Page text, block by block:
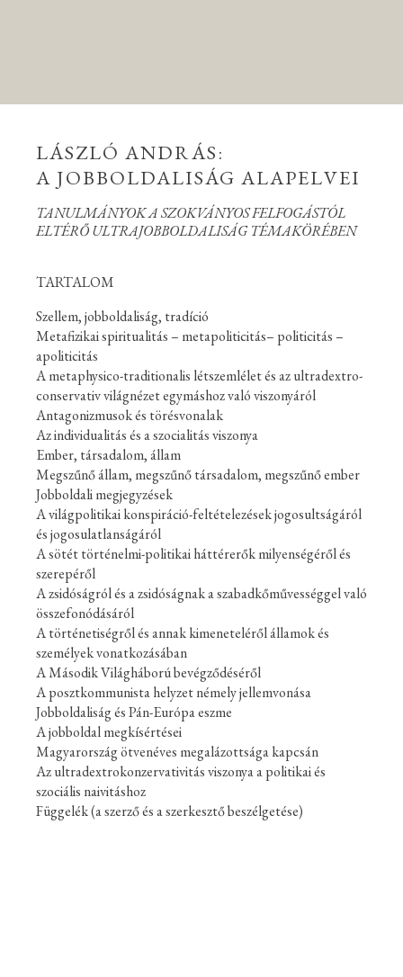
LÁSZLÓ ANDRÁS:
A JOBBOLDALISÁG ALAPELVEI
TANULMÁNYOK A SZOKVÁNYOS FELFOGÁSTÓL
ELTÉRŐ ULTRAJOBBOLDALISÁG TÉMAKÖRÉBEN
TARTALOM
Szellem, jobboldaliság, tradíció
Metafizikai spiritualitás – metapoliticitás– politicitás –
apoliticitás
A metaphysico-traditionalis létszemlélet és az ultradextro-
conservativ világnézet egymáshoz való viszonyáról
Antagonizmusok és törésvonalak
Az individualitás és a szocialitás viszonya
Ember, társadalom, állam
Megszűnő állam, megszűnő társadalom, megszűnő ember
Jobboldali megjegyzések
A világpolitikai konspiráció-feltételezések jogosultságáról
és jogosulatlanságáról
A sötét történelmi-politikai háttérerők milyenségéről és
szerepéről
A zsidóságról és a zsidóságnak a szabadkőművességgel való
összefonódásáról
A történetiségről és annak kimeneteléről államok és
személyek vonatkozásában
A Második Világháború bevégződéséről
A posztkommunista helyzet némely jellemvonása
Jobboldaliság és Pán-Európa eszme
A jobboldal megkísértései
Magyarország ötvenéves megalázottsága kapcsán
Az ultradextrokonzervativitás viszonya a politikai és
szociális naivitáshoz
Függelék (a szerző és a szerkesztő beszélgetése)